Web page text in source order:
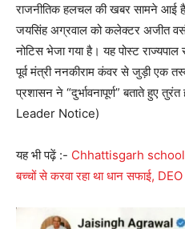
राजनीतिक हलचल की खबर सामने आई
जयसिंह अग्रवाल को कलेक्टर अजीत
नोटिस भेजा गया है। यह पोस्ट
पूर्व मंत्री ननकीराम कंवर से जुड़ी एक
प्रशासन ने “दुर्भावनापूर्ण” बताते हुए
Leader Notice)
यह भी पढ़ें :- Chhattisgarh school
बच्चों से करवा रहा था धान सफाई,